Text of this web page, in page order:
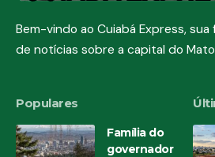
Bem-vindo ao Cuiabá Express,
de notícias sobre a capital do
Populares
Família do
governador